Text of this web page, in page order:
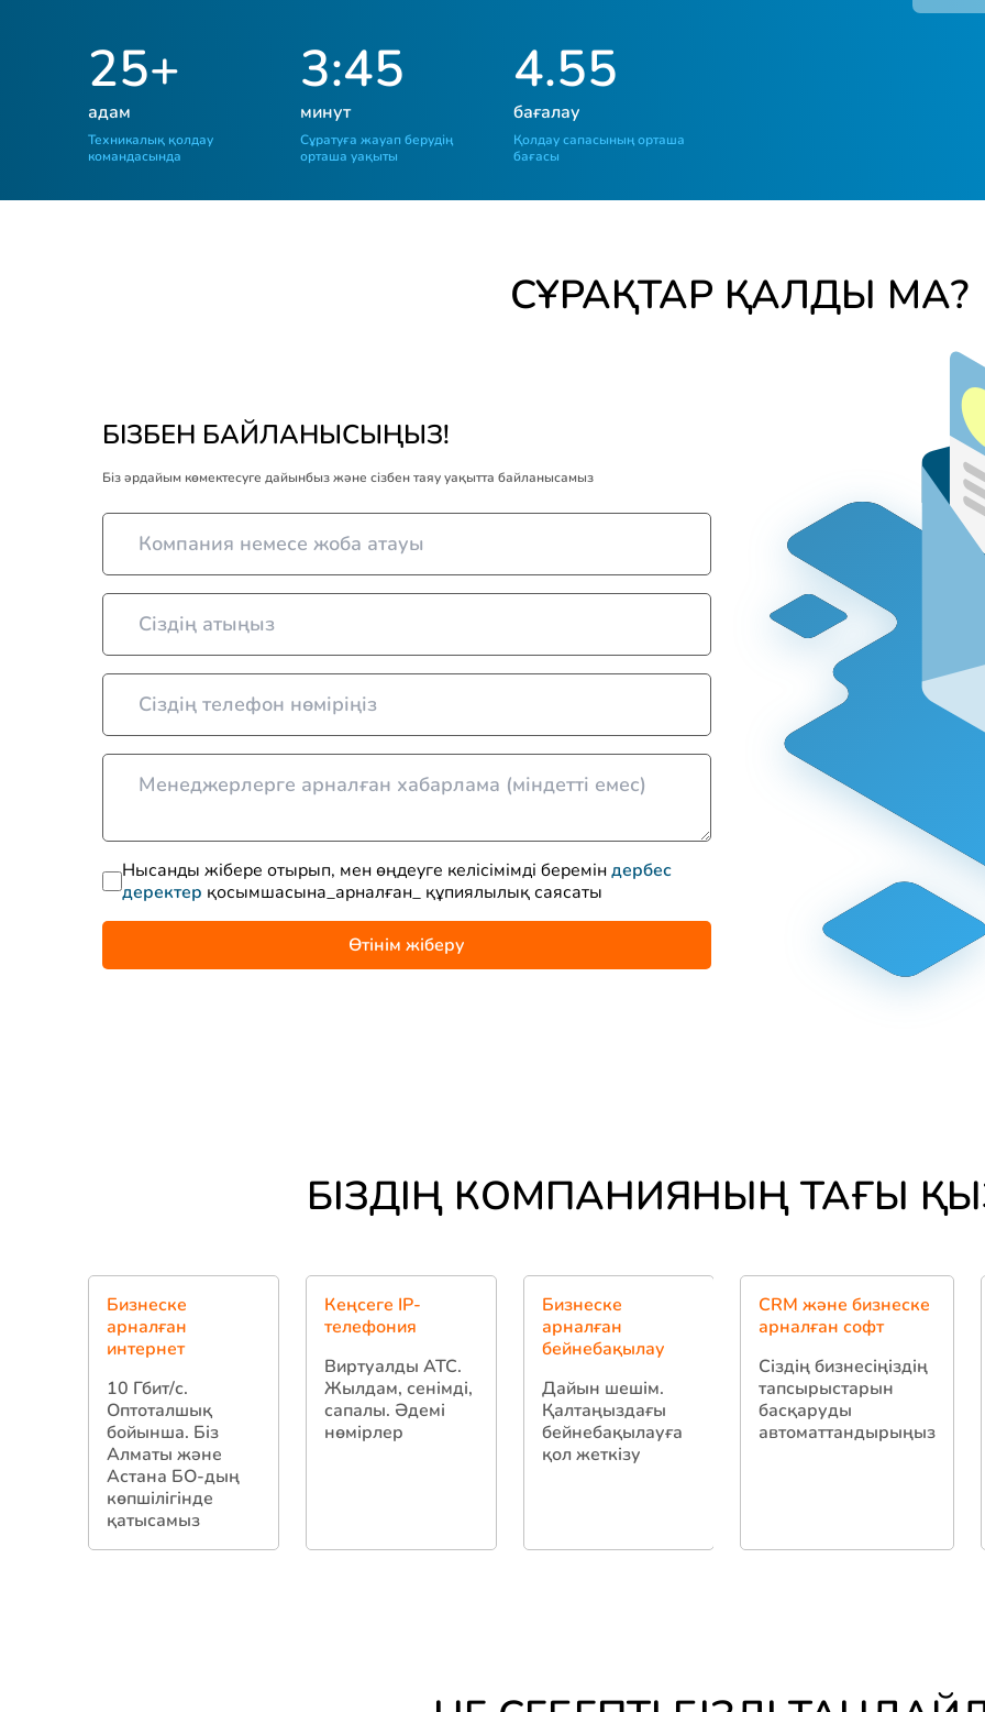
25+
адам
Техникалық қолдау
командасында
3:45
минут
Сұратуға жауап берудің
орташа уақыты
4.55
бағалау
Қолдау сапасының орташа
бағасы
СҰРАҚТАР ҚАЛДЫ МА?
БІЗБЕН БАЙЛАНЫСЫҢЫЗ!
Біз әрдайым көмектесуге дайынбыз және сізбен таяу уақытта байланысамыз
Нысанды жібере отырып, мен өңдеуге келісімімді береміндербес
деректер қосымшасына_арналған_ құпиялылық саясаты
Өтінім жіберу
БІЗДІҢ КОМПАНИЯНЫҢ ТАҒЫ
Бизнеске
арналған
интернет
10 Гбит/с.
Оптоталшық
бойынша. Біз
Алматы және
Астана БО-дың
көпшілігінде
қатысамыз
Кеңсеге IP-
телефония
Виртуалды АТС.
Жылдам, сенімді,
сапалы. Әдемі
нөмірлер
Бизнеске
арналған
бейнебақылау
Дайын шешім.
Қалтаңыздағы
бейнебақылауға
қол жеткізу
CRM және бизнеске
арналған софт
Сіздің бизнесіңіздің
тапсырыстарын
басқаруды
автоматтандырыңыз